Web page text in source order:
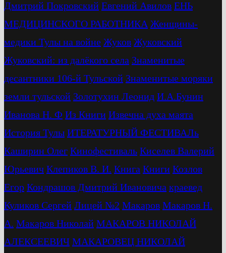
Дмитрий Покровский Евгений Авилов ЕНЬ
МЕДИЦИНСКОГО РАБОТНИКА Женщины-
медики Тулы на войне Жуков Жуковский
Жуковский: из далёкого села Знаменитые
десантники 106-й Тульской Знаменитые моряки
земли тульской Золотухин Леонид И.А.Бунин
Иванова Н. Ф Из Книги Извечна духа маята
История Тулы ИТЕРАТУРНЫЙ ФЕСТИВАЛь
Каширин Олег Кинофестиваль Киселев Валерий
Юрьевич Клепиков В. И. Книга Книги Козлов
Егор Кондрашов Дмитрий Ивановича краевед
Куликов Сергей Лицей №2 Макаров Макаров Н.
А. Макаров Николай МАКАРОВ НИКОЛАЙ
АЛЕКСЕЕВИЧ МАКАРОВЕЦ НИКОЛАЙ